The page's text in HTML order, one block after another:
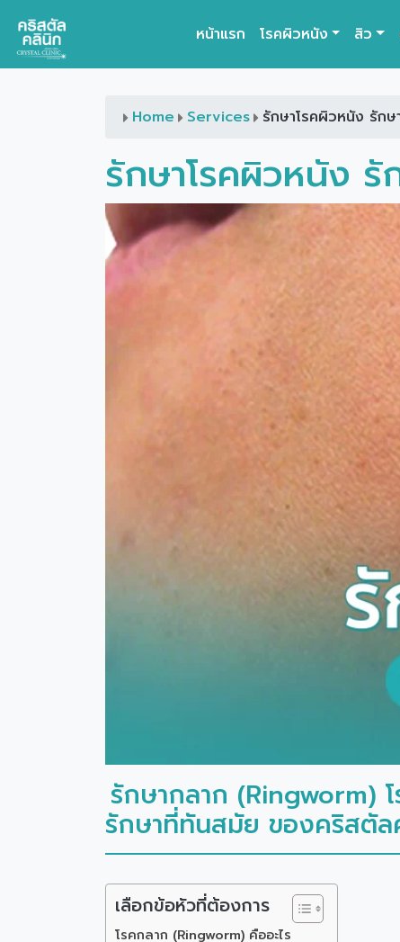
Main Navigation
หน้าแรก โรคผิวหนัง สิว
Home Services รักษาโรคผิวหนัง รัก
รักษาโรคผิวหนัง
รักษากลาก (Ringworm)
รักษาที่ทันสมัย ของคริสตัล
เลือกข้อหัวที่ต้องการ
โรคกลาก (Ringworm) คืออะไร